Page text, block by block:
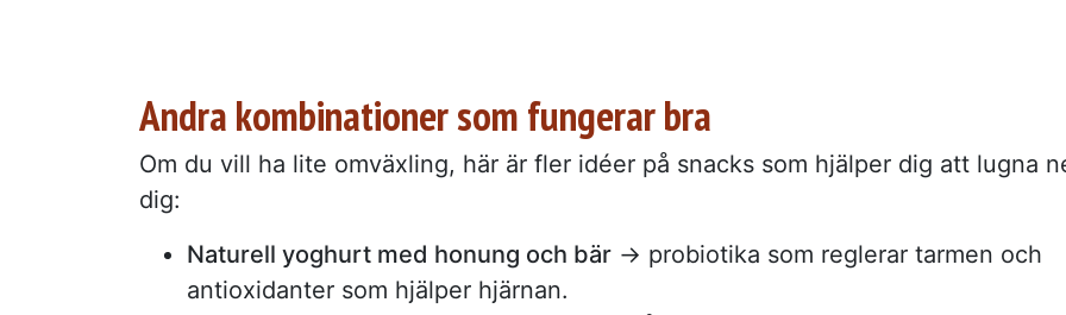
Andra kombinationer som fungerar bra
Om du vill ha lite omväxling, här är fler idéer på snacks som hjälper dig att lugna
dig:
Naturell yoghurt med honung och bär → probiotika som reglerar tarmen och
antioxidanter som hjälper hjärnan.